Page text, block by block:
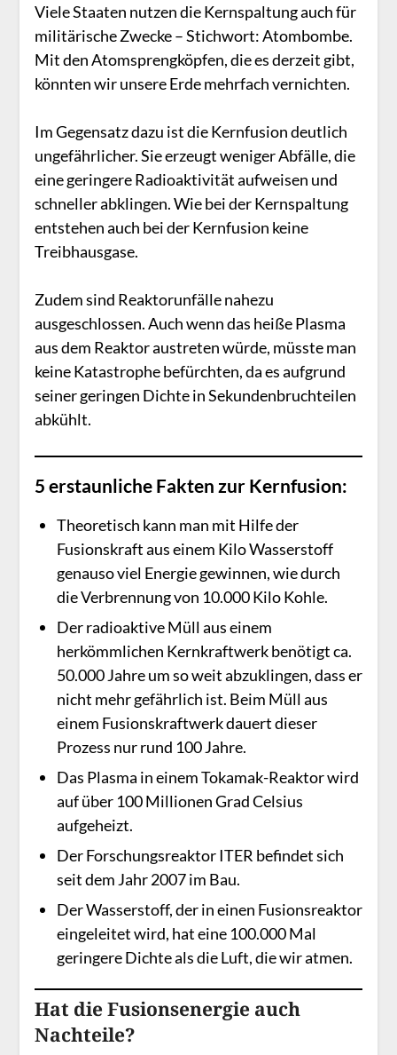
Viele Staaten nutzen die Kernspaltung auch für
militärische Zwecke – Stichwort: Atombombe.
Mit den Atomsprengköpfen, die es derzeit gibt,
könnten wir unsere Erde mehrfach vernichten.
Im Gegensatz dazu ist die Kernfusion deutlich
ungefährlicher. Sie erzeugt weniger Abfälle, die
eine geringere Radioaktivität aufweisen und
schneller abklingen. Wie bei der Kernspaltung
entstehen auch bei der Kernfusion keine
Treibhausgase.
Zudem sind Reaktorunfälle nahezu
ausgeschlossen. Auch wenn das heiße Plasma
aus dem Reaktor austreten würde, müsste man
keine Katastrophe befürchten, da es aufgrund
seiner geringen Dichte in Sekundenbruchteilen
abkühlt.
5 erstaunliche Fakten zur Kernfusion:
Theoretisch kann man mit Hilfe der
Fusionskraft aus einem Kilo Wasserstoff
genauso viel Energie gewinnen, wie durch
die Verbrennung von 10.000 Kilo Kohle.
Der radioaktive Müll aus einem
herkömmlichen Kernkraftwerk benötigt ca.
50.000 Jahre um so weit abzuklingen, dass er
nicht mehr gefährlich ist. Beim Müll aus
einem Fusionskraftwerk dauert dieser
Prozess nur rund 100 Jahre.
Das Plasma in einem Tokamak-Reaktor wird
auf über 100 Millionen Grad Celsius
aufgeheizt.
Der Forschungsreaktor ITER befindet sich
seit dem Jahr 2007 im Bau.
Der Wasserstoff, der in einen Fusionsreaktor
eingeleitet wird, hat eine 100.000 Mal
geringere Dichte als die Luft, die wir atmen.
Hat die Fusionsenergie auch
Nachteile?